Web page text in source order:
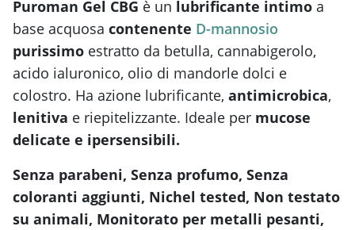
Puroman Gel CBG è un lubrificante intimo a
base acquosa contenente D-mannosio
purissimo estratto da betulla, cannabigerolo,
acido ialuronico, olio di mandorle dolci e
colostro. Ha azione lubrificante, antimicrobica,
lenitiva e riepitelizzante. Ideale per mucose
delicate e ipersensibili.
Senza parabeni, Senza profumo, Senza
coloranti aggiunti, Nichel tested, Non testato
su animali, Monitorato per metalli pesanti,